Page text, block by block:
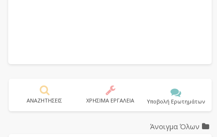
ΑΝΑΖΗΤΗΣΕΙΣ ΧΡΗΣΙΜΑ ΕΡΓΑΛΕΙΑ Υποβολή Ερωτημάτων
Άνοιγμα Όλων